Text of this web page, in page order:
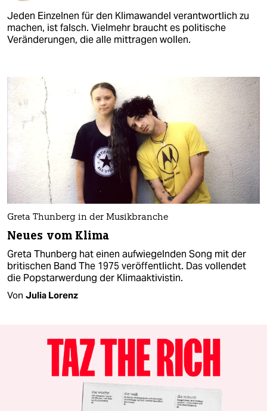
Jeden Einzelnen für den Klimawandel verantwortlich zu
machen, ist falsch. Vielmehr braucht es politische
Veränderungen, die alle mittragen wollen.
Greta Thunberg in der Musikbranche
Neues vom Klima
Greta Thunberg hat einen aufwiegelnden Song mit der
britischen Band The 1975 veröffentlicht. Das vollendet
die Popstarwerdung der Klimaaktivistin.
Von Julia Lorenz